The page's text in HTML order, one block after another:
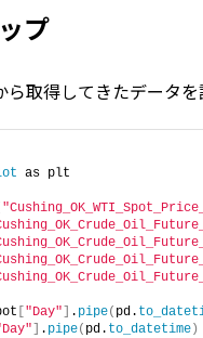
プ
取得してきたデータを
as plt
"Day" . pipe( pd.
. pipe( pd. to_datetime )